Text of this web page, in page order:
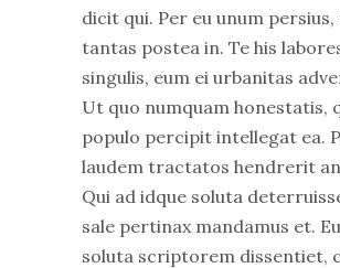
dicit qui. Per eu unum persius,
tantas postea in. Te his
singulis, eum ei urbanitas
Ut quo numquam honestatis,
populo percipit intellegat ea.
laudem tractatos hendrerit
Qui ad idque soluta
sale pertinax mandamus et.
soluta scriptorem dissentiet,